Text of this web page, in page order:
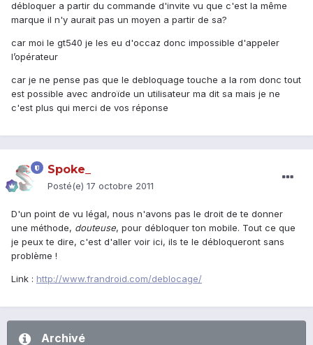
débloquer a partir du commande d'invite vu que c'est la même
marque il n'y aurait pas un moyen a partir de sa?
car moi le gt540 je les eu d'occaz donc impossible d'appeler
l’opérateur
car je ne pense pas que le debloquage touche a la rom donc tout
est possible avec androïde un utilisateur ma dit sa mais je ne
c'est plus qui merci de vos réponse
Spoke_
Posté(e) 17 octobre 2011
D'un point de vu légal, nous n'avons pas le droit de te donner
une méthode, douteuse, pour débloquer ton mobile. Tout ce que
je peux te dire, c'est d'aller voir ici, ils te le débloqueront sans
problème !
Link : http://www.frandroid.com/deblocage/
Archivé